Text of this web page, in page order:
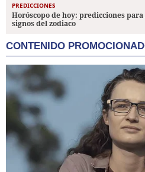
PREDICCIONES
Horóscopo de hoy: predicciones
signos del zodiaco
CONTENIDO